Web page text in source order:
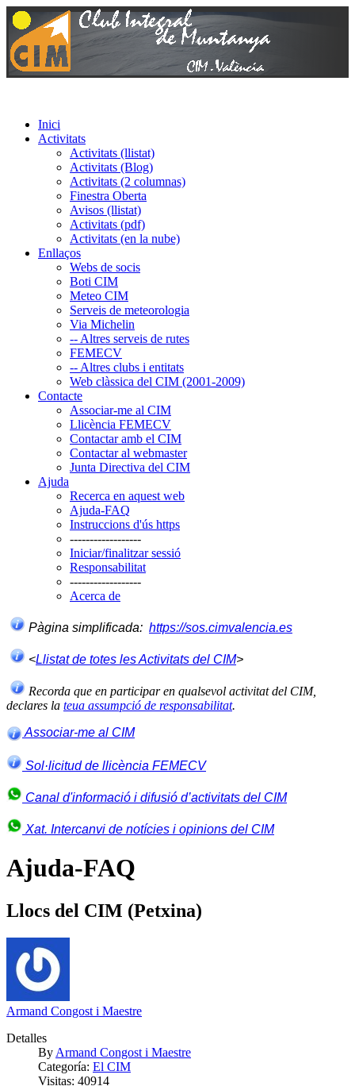
Inici
Activitats
Activitats (llistat)
Activitats (Blog)
Activitats (2 columnas)
Finestra Oberta
Avisos (llistat)
Activitats (pdf)
Activitats (en la nube)
Enllaços
Webs de socis
Boti CIM
Meteo CIM
Serveis de meteorologia
Via Michelin
-- Altres serveis de rutes
FEMECV
-- Altres clubs i entitats
Web clàssica del CIM (2001-2009)
Contacte
Associar-me al CIM
Llicència FEMECV
Contactar amb el CIM
Contactar al webmaster
Junta Directiva del CIM
Ajuda
Recerca en aquest web
Ajuda-FAQ
Instruccions d'ús https
------------------
Iniciar/finalitzar sessió
Responsabilitat
------------------
Acerca de
Pàgina simplificada: https://sos.cimvalencia.es
<Llistat de totes les Activitats del CIM>
Recorda que en participar en qualsevol activitat del CIM,
declares la teua assumpció de responsabilitat.
Associar-me al CIM
Sol·licitud de llicència FEMECV
Canal d'informació i difusió d’activitats del CIM
Xat. Intercanvi de notícies i opinions del CIM
Ajuda-FAQ
Llocs del CIM (Petxina)
Armand Congost i Maestre
Detalles
By Armand Congost i Maestre
Categoría: El CIM
Visitas: 40914